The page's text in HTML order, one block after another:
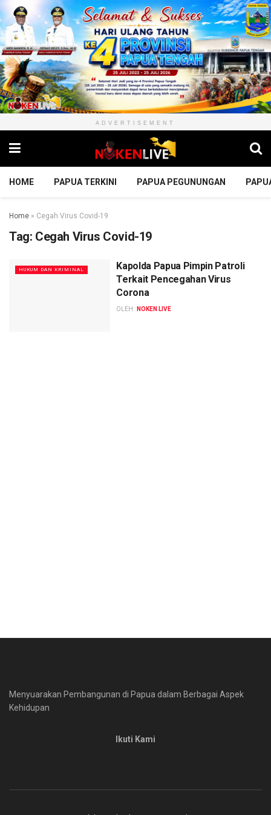
ADVERTISEMENT
HOME PAPUA TERKINI PAPUA PEGUNUNGAN
Home » Cegah Virus Covid-19
Tag: Cegah Virus Covid-19
HUKUM DAN KRIMINAL
Kapolda Papua Pimpin Patroli
Terkait Pencegahan Virus
Corona
OLEH : NOKEN LIVE
Menyuarakan Pembangunan di Papua dalam Berbagai Aspek
Kehidupan
Ikuti Kami